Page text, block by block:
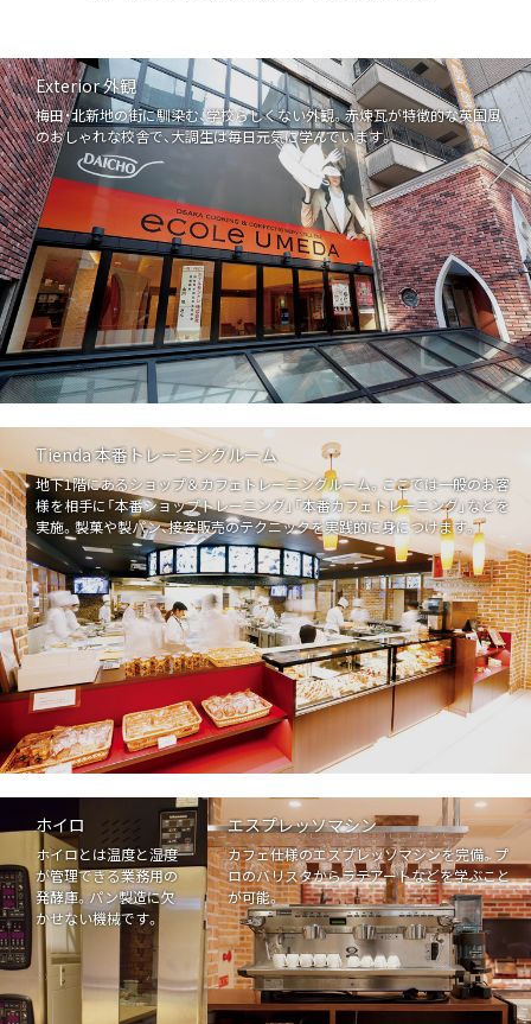
Exterior 外観
梅田・北新地の街に馴染む、学校らしくない外観。赤煉瓦が特徴的な英国風
のおしゃれな校舎で、大調生は毎日元気に学んでいます。
Tienda 本番トレーニングルーム
地下1階にあるショップ＆カフェトレーニングルーム。ここでは一般のお客
様を相手に「本番ショップトレーニング」「本番カフェトレーニング」などを
実施。製菓や製パン、接客販売のテクニックを実践的に身につけます。
エスプレッソマシン
カフェ仕様のエスプレッソマシンを完備。プ
ロのバリスタからラテアートなどを学ぶこと
が可能。
ホイロ
ホイロとは温度と湿度
が管理できる業務用の
発酵庫。パン製造に欠
かせない機械です。
入学案内
学費・奨学金
オープンキャンパス
訪問者別ページ
学校紹介
よくあるご質問
お問い合わせ
交通・アクセス
プライバシーポリシー
学校報告書
別科 通信講座